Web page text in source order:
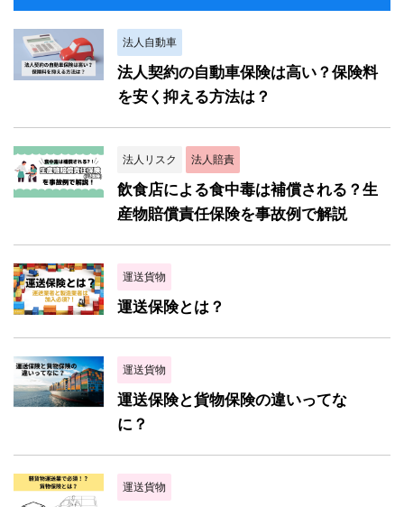
法人自動車
法人契約の自動車保険は高い？保険料
を安く抑える方法は？
法人リスク 法人賠責
飲食店による食中毒は補償される？生
産物賠償責任保険を事故例で解説
運送貨物
運送保険とは？
運送貨物
運送保険と貨物保険の違いってな
に？
運送貨物